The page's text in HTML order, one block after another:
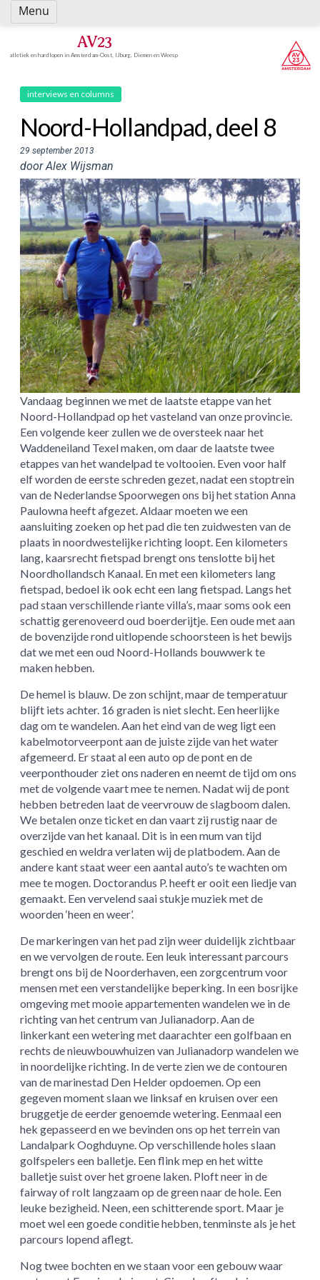
Spring
naar
AV23
atletiek en hardlopen in Amsterdam-Oost, IJburg, Diemen en Weesp
interviews en columns
Noord-Hollandpad, deel 8
29 september 2013
door Alex Wijsman
Vandaag beginnen we met de laatste etappe van het
Noord-Hollandpad op het vasteland van onze provincie.
Een volgende keer zullen we de oversteek naar het
Waddeneiland Texel maken, om daar de laatste twee
etappes van het wandelpad te voltooien. Even voor half
elf worden de eerste schreden gezet, nadat een stoptrein
van de Nederlandse Spoorwegen ons bij het station Anna
Paulowna heeft afgezet. Aldaar moeten we een
aansluiting zoeken op het pad die ten zuidwesten van de
plaats in noordwestelijke richting loopt. Een kilometers
lang, kaarsrecht fietspad brengt ons tenslotte bij het
Noordhollandsch Kanaal. En met een kilometers lang
fietspad, bedoel ik ook echt een lang fietspad. Langs het
pad staan verschillende riante villa’s, maar soms ook een
schattig gerenoveerd oud boerderijtje. Een oude met aan
de bovenzijde rond uitlopende schoorsteen is het bewijs
dat we met een oud Noord-Hollands bouwwerk te
maken hebben.
De hemel is blauw. De zon schijnt, maar de temperatuur
blijft iets achter. 16 graden is niet slecht. Een heerlijke
dag om te wandelen. Aan het eind van de weg ligt een
kabelmotorveerpont aan de juiste zijde van het water
afgemeerd. Er staat al een auto op de pont en de
veerponthouder ziet ons naderen en neemt de tijd om ons
met de volgende vaart mee te nemen. Nadat wij de pont
hebben betreden laat de veervrouw de slagboom dalen.
We betalen onze ticket en dan vaart zij rustig naar de
overzijde van het kanaal. Dit is in een mum van tijd
geschied en weldra verlaten wij de platbodem. Aan de
andere kant staat weer een aantal auto’s te wachten om
mee te mogen. Doctorandus P. heeft er ooit een liedje van
gemaakt. Een vervelend saai stukje muziek met de
woorden ‘heen en weer’.
De markeringen van het pad zijn weer duidelijk zichtbaar
en we vervolgen de route. Een leuk interessant parcours
brengt ons bij de Noorderhaven, een zorgcentrum voor
mensen met een verstandelijke beperking. In een bosrijke
omgeving met mooie appartementen wandelen we in de
richting van het centrum van Julianadorp. Aan de
linkerkant een wetering met daarachter een golfbaan en
rechts de nieuwbouwhuizen van Julianadorp wandelen we
in noordelijke richting. In de verte zien we de contouren
van de marinestad Den Helder opdoemen. Op een
gegeven moment slaan we linksaf en kruisen over een
bruggetje de eerder genoemde wetering. Eenmaal een
hek gepasseerd en we bevinden ons op het terrein van
Landalpark Ooghduyne. Op verschillende holes slaan
golfspelers een balletje. Een flink mep en het witte
balletje suist over het groene laken. Ploft neer in de
fairway of rolt langzaam op de green naar de hole. Een
leuke bezigheid. Neen, een schitterende sport. Maar je
moet wel een goede conditie hebben, tenminste als je het
parcours lopend aflegt.
Nog twee bochten en we staan voor een gebouw waar
Menu